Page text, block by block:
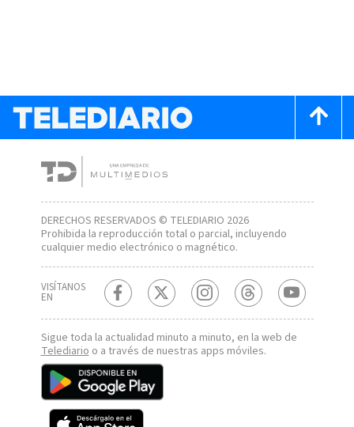
DERECHOS RESERVADOS © TELEDIARIO 2026
Prohibida la reproducción total o parcial, incluyendo
cualquier medio electrónico o magnético.
VISÍTANOS
EN
Sigue toda la actualidad minuto a minuto, en la web de
Telediario o a través de nuestras apps móviles.